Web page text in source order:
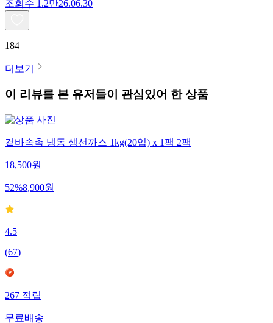
조회수 1.2만26.06.30
184
더보기
이 리뷰를 본 유저들이 관심있어 한 상품
겉바속촉 냉동 생선까스 1kg(20입) x 1팩 2팩
18,500원
52%8,900원
4.5
(67)
267 적립
무료배송